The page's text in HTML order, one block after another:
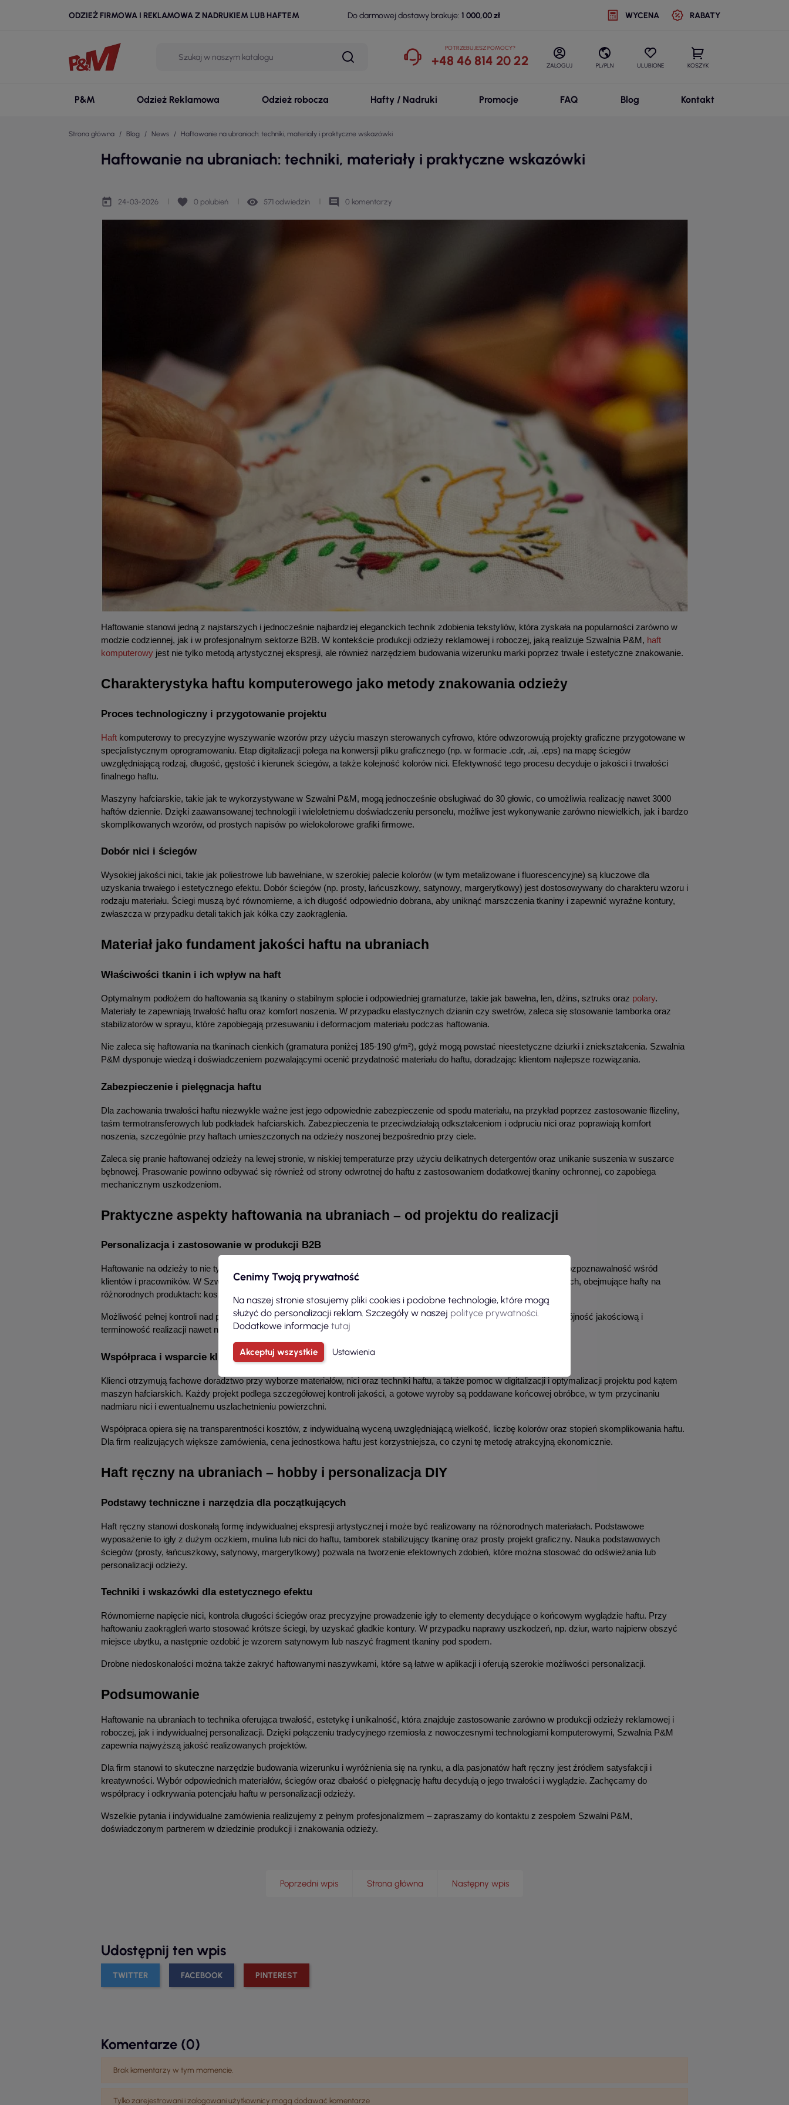
ODZIEŻ FIRMOWA I REKLAMOWA Z NADRUKIEM LUB HAFTEM Do darmowej dostawy brakuje: 1 000,00 zł WYCENA RABATY
POTRZEBUJESZ POMOCY?
+48 46 814 20 22 ZALOGUJ PL/PLN ULUBIONE KOSZYK
P&M Odzież Reklamowa Odzież robocza Hafty / Nadruki Promocje FAQ Blog Kontakt
Strona główna Blog News Haftowanie na ubraniach: techniki, materiały i praktyczne wskazówki
Haftowanie na ubraniach: techniki, materiały i praktyczne wskazówki
today 24-03-2026 favorite 0 polubień remove_red_eye 571 odwiedzin comment 0 komentarzy
Haftowanie stanowi jedną z najstarszych i jednocześnie najbardziej eleganckich technik zdobienia tekstyliów, która zyskała na popularności zarówno w
modzie codziennej, jak i w profesjonalnym sektorze B2B. W kontekście produkcji odzieży reklamowej i roboczej, jaką realizuje Szwalnia P&M, haft
komputerowy jest nie tylko metodą artystycznej ekspresji, ale również narzędziem budowania wizerunku marki poprzez trwałe i estetyczne znakowanie.
Charakterystyka haftu komputerowego jako metody znakowania odzieży
Proces technologiczny i przygotowanie projektu
Haft komputerowy to precyzyjne wyszywanie wzorów przy użyciu maszyn sterowanych cyfrowo, które odwzorowują projekty graficzne przygotowane w
specjalistycznym oprogramowaniu. Etap digitalizacji polega na konwersji pliku graficznego (np. w formacie .cdr, .ai, .eps) na mapę ściegów
uwzględniającą rodzaj, długość, gęstość i kierunek ściegów, a także kolejność kolorów nici. Efektywność tego procesu decyduje o jakości i trwałości
finalnego haftu.
Maszyny hafciarskie, takie jak te wykorzystywane w Szwalni P&M, mogą jednocześnie obsługiwać do 30 głowic, co umożliwia realizację nawet 3000
haftów dziennie. Dzięki zaawansowanej technologii i wieloletniemu doświadczeniu personelu, możliwe jest wykonywanie zarówno niewielkich, jak i bardzo
skomplikowanych wzorów, od prostych napisów po wielokolorowe grafiki firmowe.
Dobór nici i ściegów
Wysokiej jakości nici, takie jak poliestrowe lub bawełniane, w szerokiej palecie kolorów (w tym metalizowane i fluorescencyjne) są kluczowe dla
uzyskania trwałego i estetycznego efektu. Dobór ściegów (np. prosty, łańcuszkowy, satynowy, margerytkowy) jest dostosowywany do charakteru wzoru i
rodzaju materiału. Ściegi muszą być równomierne, a ich długość odpowiednio dobrana, aby uniknąć marszczenia tkaniny i zapewnić wyraźne kontury,
zwłaszcza w przypadku detali takich jak kółka czy zaokrąglenia.
Materiał jako fundament jakości haftu na ubraniach
Właściwości tkanin i ich wpływ na haft
Optymalnym podłożem do haftowania są tkaniny o stabilnym splocie i odpowiedniej gramaturze, takie jak bawełna, len, dżins, sztruks oraz polary.
Materiały te zapewniają trwałość haftu oraz komfort noszenia. W przypadku elastycznych dzianin czy swetrów, zaleca się stosowanie tamborka oraz
stabilizatorów w sprayu, które zapobiegają przesuwaniu i deformacjom materiału podczas haftowania.
Nie zaleca się haftowania na tkaninach cienkich (gramatura poniżej 185-190 g/m²), gdyż mogą powstać nieestetyczne dziurki i zniekształcenia. Szwalnia
P&M dysponuje wiedzą i doświadczeniem pozwalającymi ocenić przydatność materiału do haftu, doradzając klientom najlepsze rozwiązania.
Zabezpieczenie i pielęgnacja haftu
Dla zachowania trwałości haftu niezwykle ważne jest jego odpowiednie zabezpieczenie od spodu materiału, na przykład poprzez zastosowanie flizeliny,
taśm termotransferowych lub podkładek hafciarskich. Zabezpieczenia te przeciwdziałają odkształceniom i odpruciu nici oraz poprawiają komfort
noszenia, szczególnie przy haftach umieszczonych na odzieży noszonej bezpośrednio przy ciele.
Zaleca się pranie haftowanej odzieży na lewej stronie, w niskiej temperaturze przy użyciu delikatnych detergentów oraz unikanie suszenia w suszarce
bębnowej. Prasowanie powinno odbywać się również od strony odwrotnej do haftu z zastosowaniem dodatkowej tkaniny ochronnej, co zapobiega
mechanicznym uszkodzeniom.
Praktyczne aspekty haftowania na ubraniach – od projektu do realizacji
Personalizacja i zastosowanie w produkcji B2B
Haftowanie na odzieży to nie tylko estetyka, ale także skuteczna forma personalizacji, która zwiększa prestiż marki oraz rozpoznawalność wśród
klientów i pracowników. W Szwalni P&M realizowane są zamówienia dla agencji reklamowych, firm oraz marek odzieżowych, obejmujące hafty na
różnorodnych produktach: koszulkach polo, bluzach, kurtkach softshell, odzieży roboczej, czapkach i wielu innych.
Możliwość pełnej kontroli nad procesem produkcji – od projektu, przez krojenie, szycie, aż po znakowanie – gwarantuje spójność jakościową i
terminowość realizacji nawet najbardziej wymagających zleceń.
Współpraca i wsparcie klienta – od pomysłu do gotowego produktu
Klienci otrzymują fachowe doradztwo przy wyborze materiałów, nici oraz techniki haftu, a także pomoc w digitalizacji i optymalizacji projektu pod kątem
maszyn hafciarskich. Każdy projekt podlega szczegółowej kontroli jakości, a gotowe wyroby są poddawane końcowej obróbce, w tym przycinaniu
nadmiaru nici i ewentualnemu uszlachetnieniu powierzchni.
Współpraca opiera się na transparentności kosztów, z indywidualną wyceną uwzględniającą wielkość, liczbę kolorów oraz stopień skomplikowania haftu.
Dla firm realizujących większe zamówienia, cena jednostkowa haftu jest korzystniejsza, co czyni tę metodę atrakcyjną ekonomicznie.
Haft ręczny na ubraniach – hobby i personalizacja DIY
Podstawy techniczne i narzędzia dla początkujących
Haft ręczny stanowi doskonałą formę indywidualnej ekspresji artystycznej i może być realizowany na różnorodnych materiałach. Podstawowe
wyposażenie to igły z dużym oczkiem, mulina lub nici do haftu, tamborek stabilizujący tkaninę oraz prosty projekt graficzny. Nauka podstawowych
ściegów (prosty, łańcuszkowy, satynowy, margerytkowy) pozwala na tworzenie efektownych zdobień, które można stosować do odświeżania lub
personalizacji odzieży.
Techniki i wskazówki dla estetycznego efektu
Równomierne napięcie nici, kontrola długości ściegów oraz precyzyjne prowadzenie igły to elementy decydujące o końcowym wyglądzie haftu. Przy
haftowaniu zaokrągleń warto stosować krótsze ściegi, by uzyskać gładkie kontury. W przypadku naprawy uszkodzeń, np. dziur, warto najpierw obszyć
miejsce ubytku, a następnie ozdobić je wzorem satynowym lub naszyć fragment tkaniny pod spodem.
Drobne niedoskonałości można także zakryć haftowanymi naszywkami, które są łatwe w aplikacji i oferują szerokie możliwości personalizacji.
Podsumowanie
Haftowanie na ubraniach to technika oferująca trwałość, estetykę i unikalność, która znajduje zastosowanie zarówno w produkcji odzieży reklamowej i
roboczej, jak i indywidualnej personalizacji. Dzięki połączeniu tradycyjnego rzemiosła z nowoczesnymi technologiami komputerowymi, Szwalnia P&M
zapewnia najwyższą jakość realizowanych projektów.
Dla firm stanowi to skuteczne narzędzie budowania wizerunku i wyróżnienia się na rynku, a dla pasjonatów haft ręczny jest źródłem satysfakcji i
kreatywności. Wybór odpowiednich materiałów, ściegów oraz dbałość o pielęgnację haftu decydują o jego trwałości i wyglądzie. Zachęcamy do
współpracy i odkrywania potencjału haftu w personalizacji odzieży.
Wszelkie pytania i indywidualne zamówienia realizujemy z pełnym profesjonalizmem – zapraszamy do kontaktu z zespołem Szwalni P&M,
doświadczonym partnerem w dziedzinie produkcji i znakowania odzieży.
Poprzedni wpis Strona główna Następny wpis
Udostępnij ten wpis
TWITTER FACEBOOK PINTEREST
Komentarze (0)
Brak komentarzy w tym momencie.
Tylko zarejestrowani i zalogowani użytkownicy mogą dodawać komentarze
Cenimy Twoją prywatność
Na naszej stronie stosujemy pliki cookies i podobne technologie, które mogą
służyć do personalizacji reklam. Szczegóły w naszej polityce prywatności
Dodatkowe informacje tutaj
Akceptuj wszystkie Ustawienia